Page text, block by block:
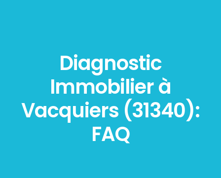
Diagnostic
Immobilier à
Vacquiers (31340):
FAQ